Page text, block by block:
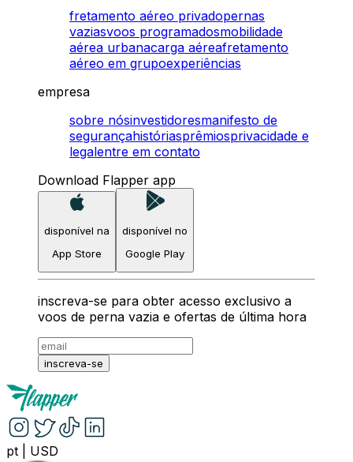
fretamento aéreo privadopernas
vaziasvoos programadosmobilidade
aérea urbanacarga aéreafretamento
aéreo em grupoexperiências
empresa
sobre nósinvestidoresmanifesto de
segurançahistóriasprêmiosprivacidade e
legalentre em contato
Download Flapper app
disponível na
App Store
disponível no
Google Play
inscreva-se para obter acesso exclusivo a
voos de perna vazia e ofertas de última hora
inscreva-se
pt USD